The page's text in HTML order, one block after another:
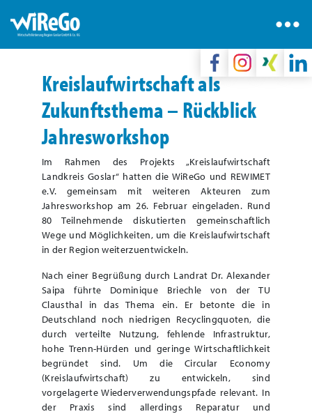
Kreislaufwirtschaft als
Zukunftsthema – Rückblick
Jahresworkshop
Im Rahmen des Projekts „Kreislaufwirtschaft
Landkreis Goslar“ hatten die WiReGo und REWIMET
e.V. gemeinsam mit weiteren Akteuren zum
Jahresworkshop am 26. Februar eingeladen. Rund
80 Teilnehmende diskutierten gemeinschaftlich
Wege und Möglichkeiten, um die Kreislaufwirtschaft
in der Region weiterzuentwickeln.
Nach einer Begrüßung durch Landrat Dr. Alexander
Saipa führte Dominique Briechle von der TU
Clausthal in das Thema ein. Er betonte die in
Deutschland noch niedrigen Recyclingquoten, die
durch verteilte Nutzung, fehlende Infrastruktur,
hohe Trenn-Hürden und geringe Wirtschaftlichkeit
begründet sind. Um die Circular Economy
(Kreislaufwirtschaft) zu entwickeln, sind
vorgelagerte Wiederverwendungspfade relevant. In
der Praxis sind allerdings Reparatur und